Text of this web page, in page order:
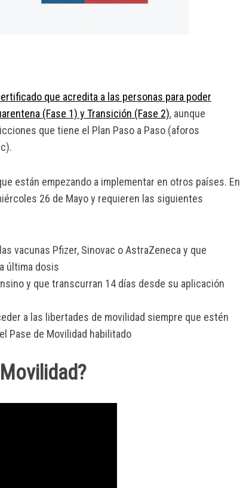
que acredita a las personas para poder
(Fase 1) y Transición (Fase 2), aunque
que tiene el Plan Paso a Paso (aforos
están empezando a implementar en otros países. En
26 de Mayo y requieren las siguientes
vacunas Pfizer, Sinovac o AstraZeneca y que
última dosis
y que transcurran 14 días desde su aplicación
a las libertades de movilidad siempre que estén
Pase de Movilidad habilitado